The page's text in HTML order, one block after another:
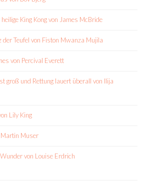
King Kong von James McBride
der Teufel von Fiston Mwanza Mujila
von Percival Everett
groß und Rettung lauert überall von Ilija
Lily King
Muser
von Louise Erdrich